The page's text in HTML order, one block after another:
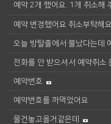
예약 2개 했어요. 1개 취소해
예약 변경했어요 취소부탁해요
오늘 방탈출에서 불났다는데
전화를 안 받으셔서 예약취소
예약번호
예약번호를 까먹었어요
물건놓고올거같은데